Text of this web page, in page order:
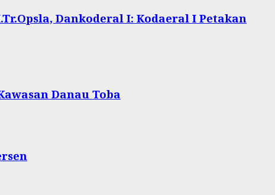
Dankoderal I: Kodaeral I Petakan
Danau Toba